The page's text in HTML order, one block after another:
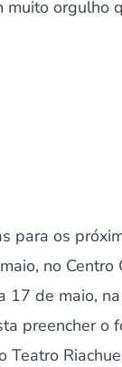
muito
para os
no
17 de maio,
preencher o